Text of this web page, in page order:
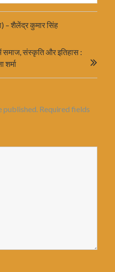
– शैलेंद्र कुमार सिंह
समाज, संस्कृति और इतिहास :
शर्मा
published. Required fields